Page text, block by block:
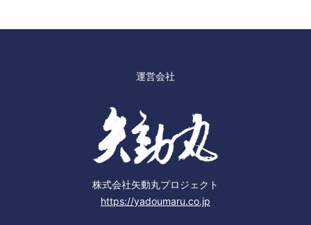
運営会社
株式会社矢動丸プロジェクト
https://yadoumaru.co.jp